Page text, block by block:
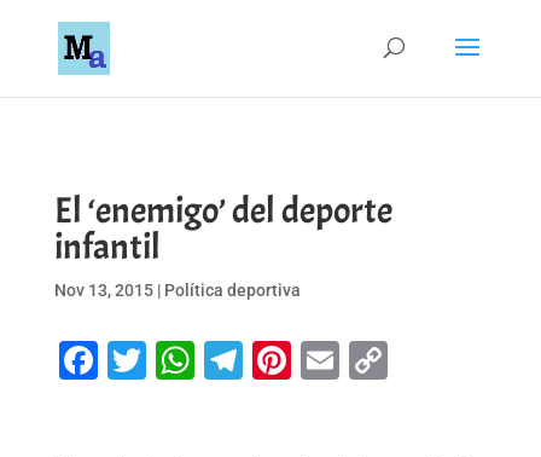
El ‘enemigo’ del deporte
infantil
Nov 13, 2015| Política deportiva
Facebook
Twitter
WhatsApp
Telegram
Pinterest
EmailCopy